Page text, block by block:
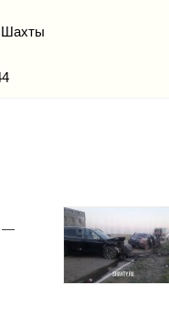
Шахты
—